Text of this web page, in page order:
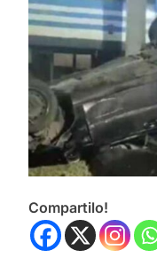
Compartilo!